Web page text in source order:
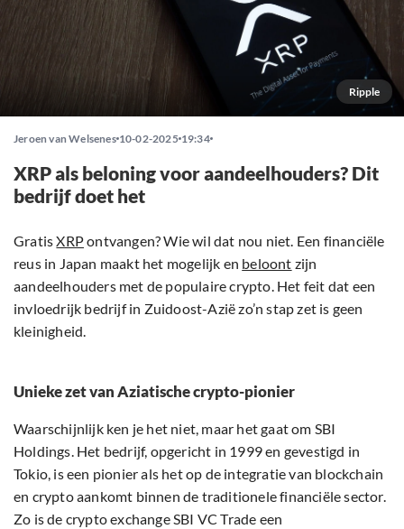
Ripple
Jeroen van Welsenes 10-02-2025 19:34
XRP als beloning voor aandeelhouders? Dit
bedrijf doet het
GratisXRPontvangen? Wie wil dat nou niet. Een financiële
reus in Japan maakt het mogelijk en beloont zijn
aandeelhouders met de populaire crypto. Het feit dat een
invloedrijk bedrijf in Zuidoost-Azië zo’n stap zet is geen
kleinigheid.
Unieke zet van Aziatische crypto-pionier
Waarschijnlijk ken je het niet, maar het gaat om SBI
Holdings. Het bedrijf, opgericht in 1999 en gevestigd in
Tokio, is een pionier als het op de integratie van blockchain
en crypto aankomt binnen de traditionele financiële sector.
Zo is de crypto exchange SBI VC Trade een